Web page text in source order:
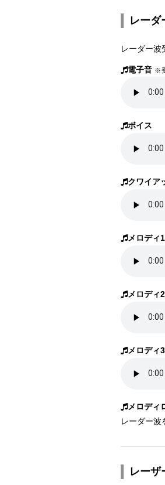
レーダ
レーダー波
電子音 ※
ボイス
クワイア
メロディ1
メロディ2
メロディ3
メロディ
レーダー
レーザ